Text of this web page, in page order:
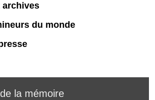
archives
du monde
la mémoire